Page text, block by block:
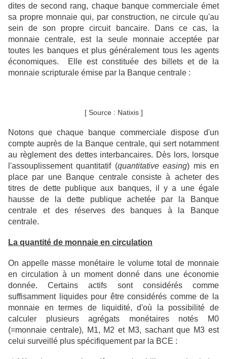
dites de second rang, chaque banque commerciale émet
sa propre monnaie qui, par construction, ne circule qu'au
sein de son propre circuit bancaire. Dans ce cas, la
monnaie centrale, est la seule monnaie acceptée par
toutes les banques et plus généralement tous les agents
économiques. Elle est constituée des billets et de la
monnaie scripturale émise par la Banque centrale :
[ Source : Natixis ]
Notons que chaque banque commerciale dispose d'un
compte auprès de la Banque centrale, qui sert notamment
au règlement des dettes interbancaires. Dès lors, lorsque
l'assouplissement quantitatif (quantitative easing) mis en
place par une Banque centrale consiste à acheter des
titres de dette publique aux banques, il y a une égale
hausse de la dette publique achetée par la Banque
centrale et des réserves des banques à la Banque
centrale.
La quantité de monnaie en circulation
On appelle masse monétaire le volume total de monnaie
en circulation à un moment donné dans une économie
donnée. Certains actifs sont considérés comme
suffisamment liquides pour être considérés comme de la
monnaie en termes de liquidité, d'où la possibilité de
calculer plusieurs agrégats monétaires notés M0
(=monnaie centrale), M1, M2 et M3, sachant que M3 est
celui surveillé plus spécifiquement par la BCE :